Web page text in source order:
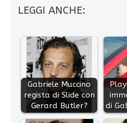
LEGGI ANCHE:
Gabriele Muccino
regista di Slide con
Gerard Butler?
di